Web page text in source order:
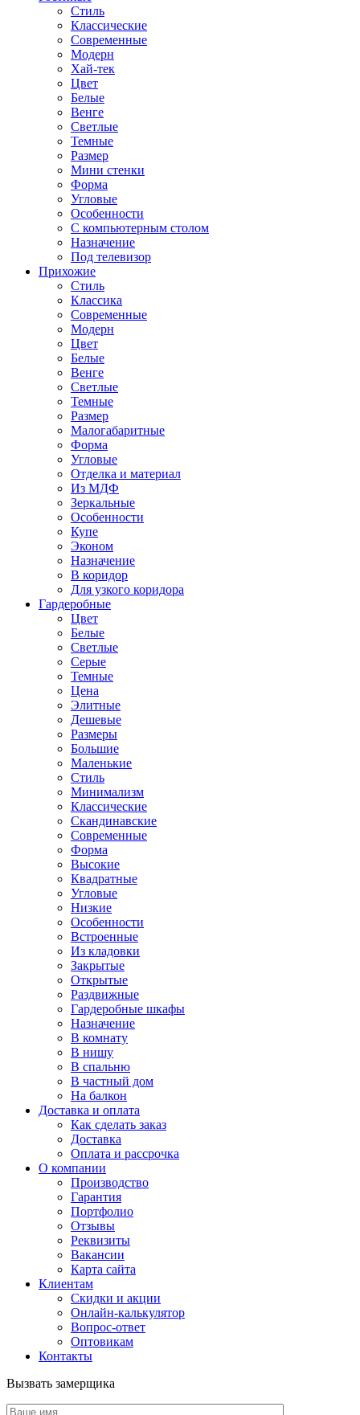
Стиль
Классические
Современные
Модерн
Хай-тек
Цвет
Белые
Венге
Светлые
Темные
Размер
Мини стенки
Форма
Угловые
Особенности
С компьютерным столом
Назначение
Под телевизор
Прихожие
Стиль
Классика
Современные
Модерн
Цвет
Белые
Венге
Светлые
Темные
Размер
Малогабаритные
Форма
Угловые
Отделка и материал
Из МДФ
Зеркальные
Особенности
Купе
Эконом
Назначение
В коридор
Для узкого коридора
Гардеробные
Цвет
Белые
Светлые
Серые
Темные
Цена
Элитные
Дешевые
Размеры
Большие
Маленькие
Стиль
Минимализм
Классические
Скандинавские
Современные
Форма
Высокие
Квадратные
Угловые
Низкие
Особенности
Встроенные
Из кладовки
Закрытые
Открытые
Раздвижные
Гардеробные шкафы
Назначение
В комнату
В нишу
В спальню
В частный дом
На балкон
Доставка и оплата
Как сделать заказ
Доставка
Оплата и рассрочка
О компании
Производство
Гарантия
Портфолио
Отзывы
Реквизиты
Вакансии
Карта сайта
Клиентам
Скидки и акции
Онлайн-калькулятор
Вопрос-ответ
Оптовикам
Контакты
Вызвать замерщика